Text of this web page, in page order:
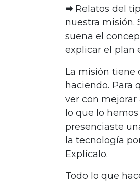
➡ Relatos del
nuestra misión.
suena el
explicar el plan
La misión tiene
haciendo. Para
ver con
lo que lo
presenciaste
la tecnología
Explícalo.
Todo lo que